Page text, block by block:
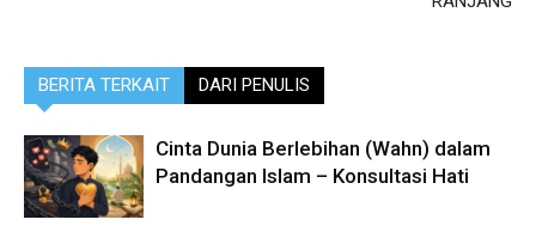
BERITA TERKAIT DARI PENULIS
Cinta Dunia Berlebihan (Wahn) dalam
Pandangan Islam – Konsultasi Hati